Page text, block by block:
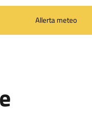
Allerta meteo